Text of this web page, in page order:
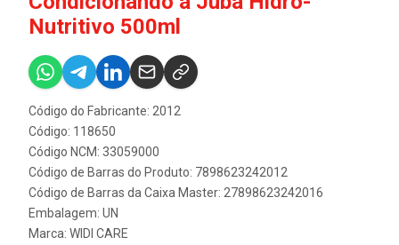
Nutritivo 500ml
Código do Fabricante: 2012
Código: 118650
Código NCM: 33059000
Código de Barras do Produto: 7898623242012
Código de Barras da Caixa Master: 27898623242016
Embalagem: UN
Marca: WIDI CARE